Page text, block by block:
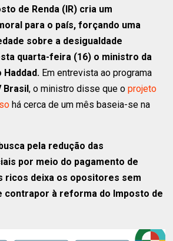
de Renda (IR) cria um
para o país, forçando uma
sobre a desigualdade
quarta-feira (16) o ministro da
Haddad. Em entrevista ao programa
Brasil, o ministro disse que oprojeto
há cerca de um mês baseia-se na
pela redução das
por meio do pagamento de
ricos deixa os opositores sem
contrapor à reforma do Imposto de